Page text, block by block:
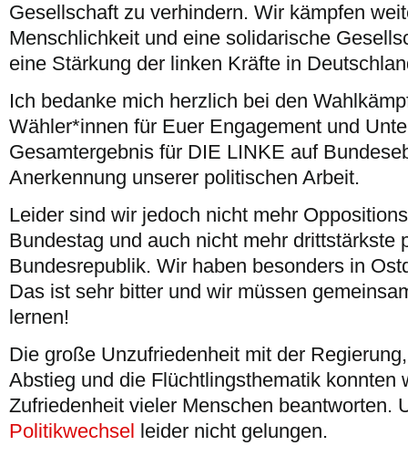
Gesellschaft zu verhindern. Wir kämpfen
Menschlichkeit und eine solidarische
eine Stärkung der linken Kräfte in
Ich bedanke mich herzlich bei den
Wähler*innen für Euer Engagement und
Gesamtergebnis für DIE LINKE auf
Anerkennung unserer politischen Arbeit.
Leider sind wir jedoch nicht mehr
Bundestag und auch nicht mehr drittstärkste
Bundesrepublik. Wir haben besonders in
Das ist sehr bitter und wir müssen
lernen!
Die große Unzufriedenheit mit der
Abstieg und die Flüchtlingsthematik konnten
Zufriedenheit vieler Menschen beantworten.
Politikwechsel leider nicht gelungen.